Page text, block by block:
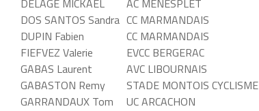
DELAGE MICKAEL
AC MENESPLET
DOS SANTOS Sandra CC MARMANDAIS
DUPIN Fabien
CC MARMANDAIS
FIEFVEZ Valerie
EVCC BERGERAC
GABAS Laurent
AVC LIBOURNAIS
GABASTON Remy
STADE MONTOIS CYCLISME
GARRANDAUX Tom
UC ARCACHON